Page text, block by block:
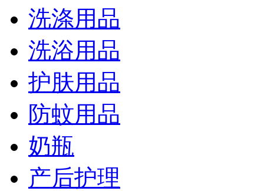
洗涤用品
洗浴用品
护肤用品
防蚊用品
奶瓶
产后护理